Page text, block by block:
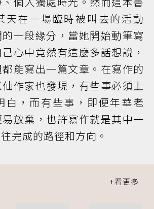
天在一場臨時被叫去的活動
一段緣分，當她開始動筆寫
心中竟然有這麼多話想說，
能寫出一篇文章。在寫作的
作家也發現，有些事必須上
白，而有些事，即便年華老
放棄，也許寫作就是其中一
完成的路徑和方向。